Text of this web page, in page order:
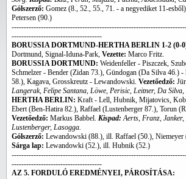
Gólszerző: Gomez (8., 52., 55., 71. - a negyediket 11-
Petersen (90.)
-------------------------------------
BORUSSIA DORTMUND-HERTHA BERLIN 1-2 (0-
Dortmund, Signal-Iduna-Park, Vezette: Marco Fritz.
BORUSSIA DORTMUND: Weidenfeller - Piszczek,
Schmelzer - Bender (Zidan 73.), Gündogan (Da Silva 46.)
58.), Kagava, Grosskreutz - Lewandowski. Vezetőedző:
Langerak, Felipe Santana, Löwe, Perisic, Leitner, Da Silva,
HERTHA BERLIN: Kraft - Lell, Hubnik, Mijatovics,
Ebert (Ben-Hatira 82.), Raffael (Lustenberger 87.), Torun
Vezetőedző: Markus Babbel. Kispad: Aerts, Franz,
Lustenberger, Lasogga.
Gólszerző: Lewandowski (88.), ill. Raffael (50.), Niemeyer
Sárga lap: Lewandowki (52.), ill. Hubnik (52.)
-------------------------------------
AZ 5. FORDULÓ EREDMÉNYEI, PÁROSÍTÁSA: